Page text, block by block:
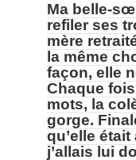
Ma belle-
refiler ses
mère
la même
façon, elle
Chaque
mots, la
gorge.
qu’elle
j’allais lui